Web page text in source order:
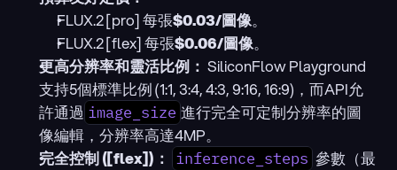
FLUX.2 [pro] 每張$0.03/圖像。
FLUX.2 [flex] 每張$0.06/圖像。
更高分辨率和靈活比例： SiliconFlow Playground
支持5個標準比例 (1:1, 3:4, 4:3, 9:16, 16:9)，而API允
許通過 image_size 進行完全可定制分辨率的圖
像編輯，分辨率高達4MP。
完全控制 ([flex])：
inference_steps 參數（最